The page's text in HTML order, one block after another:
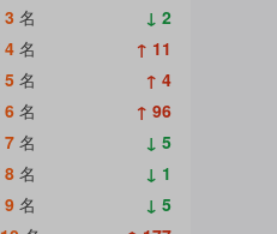
3 名
↓ 2
4 名
↑ 11
5 名
↑ 4
6 名
↑ 96
7 名
↓ 5
8 名
↓ 1
9 名
↓ 5